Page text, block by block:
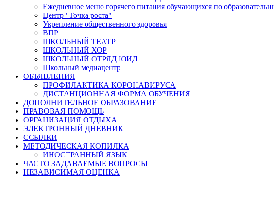
Ежедневное меню горячего питания обучающихся по
Центр "Точка роста"
Укрепление общественного здоровья
ВПР
ШКОЛЬНЫЙ ТЕАТР
ШКОЛЬНЫЙ ХОР
ШКОЛЬНЫЙ ОТРЯД ЮИД
Школьный медиацентр
ОБЪЯВЛЕНИЯ
ПРОФИЛАКТИКА КОРОНАВИРУСА
ДИСТАНЦИОННАЯ ФОРМА ОБУЧЕНИЯ
ДОПОЛНИТЕЛЬНОЕ ОБРАЗОВАНИЕ
ПРАВОВАЯ ПОМОЩЬ
ОРГАНИЗАЦИЯ ОТДЫХА
ЭЛЕКТРОННЫЙ ДНЕВНИК
ССЫЛКИ
МЕТОДИЧЕСКАЯ КОПИЛКА
ИНОСТРАННЫЙ ЯЗЫК
ЧАСТО ЗАДАВАЕМЫЕ ВОПРОСЫ
НЕЗАВИСИМАЯ ОЦЕНКА